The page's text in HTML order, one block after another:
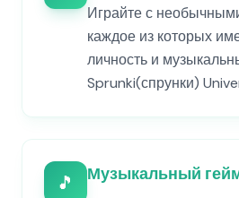
Играйте с
каждое из которых
личность и
Sprunki(спрунки)
🎵 Музыкальный